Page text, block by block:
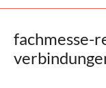
fachmesse-